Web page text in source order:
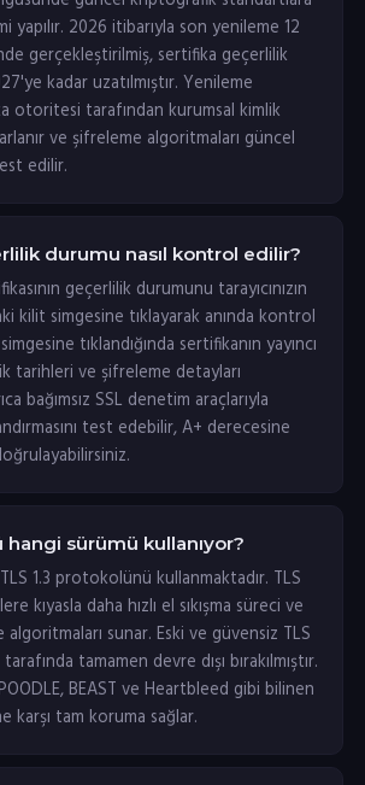
yapılır. 2026 itibarıyla son yenileme 12
gerçekleştirilmiş, sertifika geçerlilik
kadar uzatılmıştır. Yenileme
otoritesi tarafından kurumsal kimlik
ve şifreleme algoritmaları güncel
edilir.
durumu nasıl kontrol edilir?
geçerlilik durumunu tarayıcınızın
kilit simgesine tıklayarak anında kontrol
tıklandığında sertifikanın yayıncı
tarihleri ve şifreleme detayları
bağımsız SSL denetim araçlarıyla
test edebilir, A+ derecesine
hangi sürümü kullanıyor?
1.3 protokolünü kullanmaktadır. TLS
kıyasla daha hızlı el sıkışma süreci ve
sunar. Eski ve güvensiz TLS
tamamen devre dışı bırakılmıştır.
BEAST ve Heartbleed gibi bilinen
karşı tam koruma sağlar.